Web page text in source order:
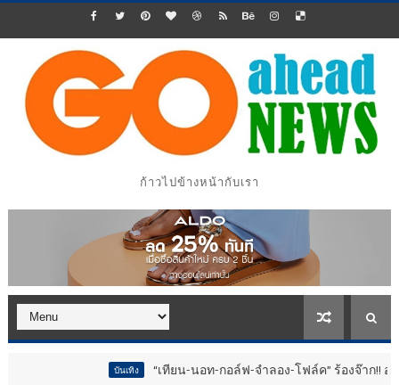
ก้าวไปข้างหน้ากับเรา
“เทียน-นอท-กอล์ฟ-จำลอง-โฟล์ค” ร้องจ๊าก!! อุปกรณ์ม่วน